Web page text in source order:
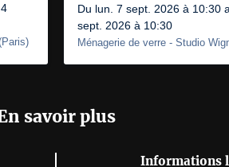
Paris)
Du lun. 7 sept. 2026 à 10:30
sept. 2026 à 10:30
Ménagerie de verre - Studio
savoir plus
Informations